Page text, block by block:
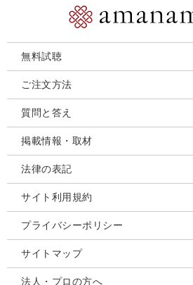
無料試聴
ご注文方法
質問と答え
掲載情報・取材
法律の表記
サイト利用規約
プライバシーポリシー
サイトマップ
法人・プロの方へ